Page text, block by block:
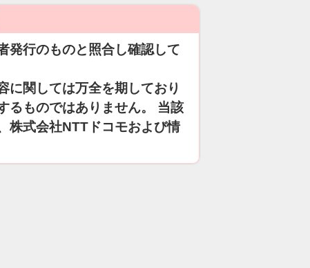
発行のものと照合し確認して
に関しては万全を期しており
るものではありません。 当該
株式会社NTTドコモおよび情